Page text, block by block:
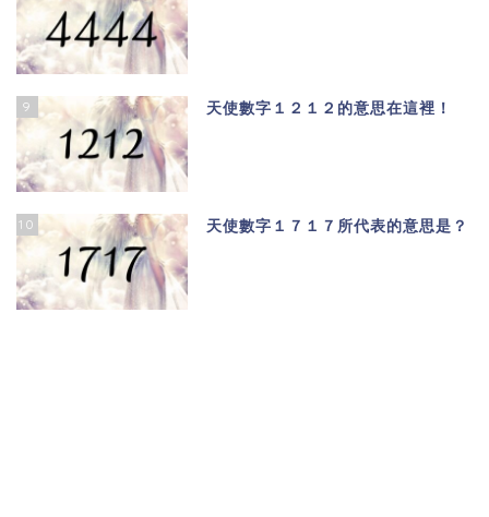
9 天使數字１２１２的意思在這裡！
10 天使數字１７１７所代表的意思是？